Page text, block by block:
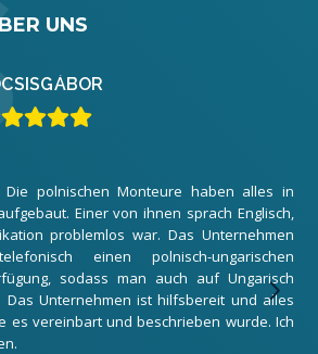
UNS
GÁBOR
Die polnischen Monteure haben alles in
Einer von ihnen sprach Englisch,
problemlos war. Das Unternehmen
einen polnisch-ungarischen
sodass man auch auf Ungarisch
Das Unternehmen ist hilfsbereit und alles
es vereinbart und beschrieben wurde. Ich